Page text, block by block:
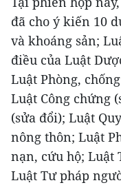
đã cho ý kiến 10
và khoáng sản;
điều của Luật
Luật Phòng,
Luật Công chứng
(sửa đổi); Luật
nông thôn; Luật
nạn, cứu hộ; Luật
Luật Tư pháp